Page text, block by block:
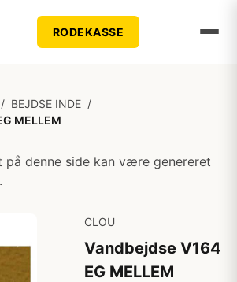
RODEKASSE
/ BEJDSE INDE /
MELLEM
på denne side kan være genereret
CLOU
Vandbejdse V164
EG MELLEM